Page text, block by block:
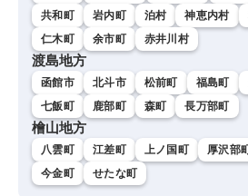
共和町
岩内町 泊村 神恵内村
仁木町
余市町 赤井川村
渡島地方
函館市 北斗市 松前町 福島町
七飯町
鹿部町 森町 長万部町
檜山地方
八雲町 江差町 上ノ国町 厚沢部
今金町
せたな町